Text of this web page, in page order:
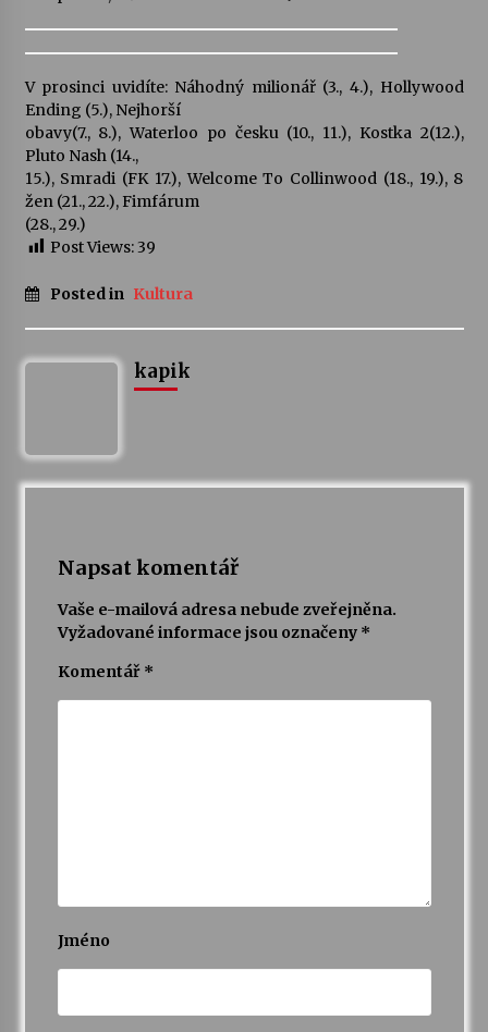
V prosinci uvidíte: Náhodný milionář (3., 4.), Hollywood
Ending (5.), Nejhorší
obavy(7., 8.), Waterloo po česku (10., 11.), Kostka 2(12.),
Pluto Nash (14.,
15.), Smradi (FK 17.), Welcome To Collinwood (18., 19.), 8
žen (21., 22.), Fimfárum
(28., 29.)
Post Views:39
Posted in Kultura
kapik
Napsat komentář
Vaše e-mailová adresa nebude zveřejněna.
Vyžadované informace jsou označeny *
Komentář *
Jméno